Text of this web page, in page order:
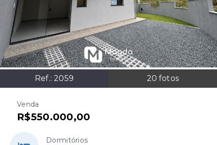
Ref.: 2059 20 fotos
Venda
R$550.000,00
Dormitórios